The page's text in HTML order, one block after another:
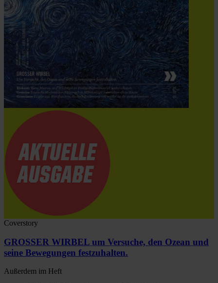
Coverstory
GROSSER WIRBEL um Versuche, den Ozean und
seine Bewegungen festzuhalten.
Außerdem im Heft